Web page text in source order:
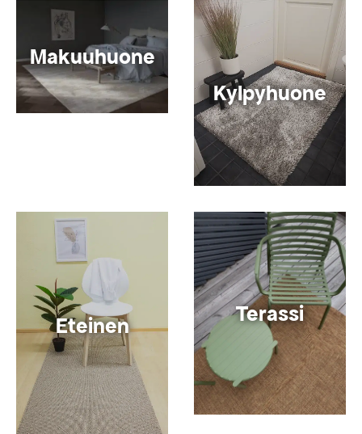
Makuuhuone
Kylpyhuone
Eteinen Terassi